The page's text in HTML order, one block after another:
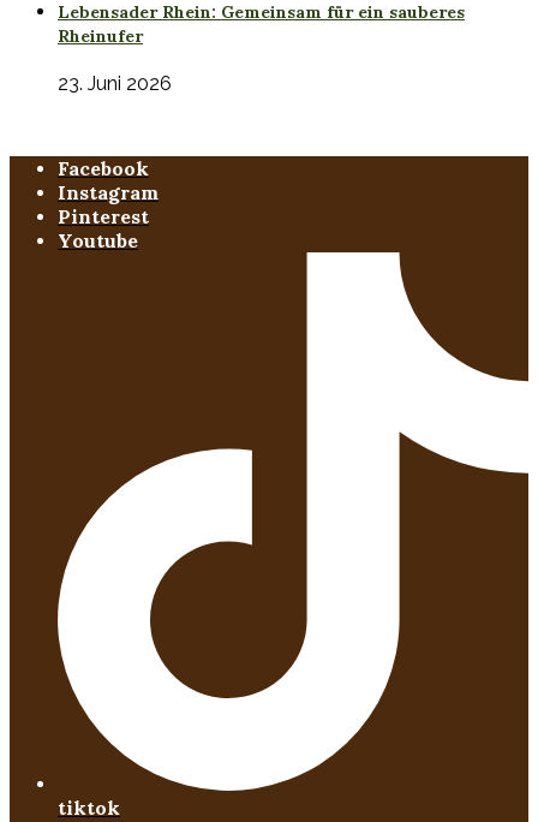
Lebensader Rhein: Gemeinsam für ein sauberes
Rheinufer
23. Juni 2026
Facebook
Instagram
Pinterest
Youtube
tiktok